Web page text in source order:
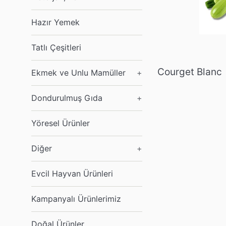
Hazır Yemek
Tatlı Çeşitleri
Ekmek ve Unlu Mamüller +
Dondurulmuş Gıda +
Yöresel Ürünler
Diğer +
Evcil Hayvan Ürünleri
Kampanyalı Ürünlerimiz
Doğal Ürünler
Courget Blanc